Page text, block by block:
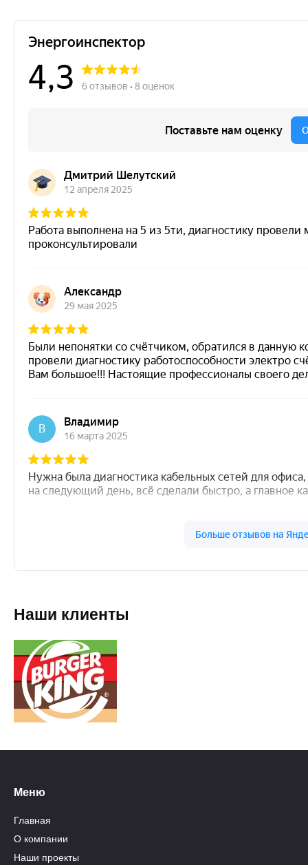
Наши клиенты
Меню
Главная
О компании
Наши проекты